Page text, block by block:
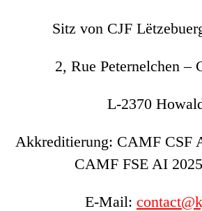
Sitz von CJF
2, Rue Peternelchen –
L-2370
Akkreditierung: CAMF CSF
CAMF FSE AI
E-Mail: